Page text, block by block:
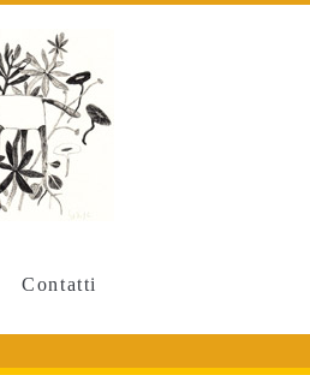
Contatti